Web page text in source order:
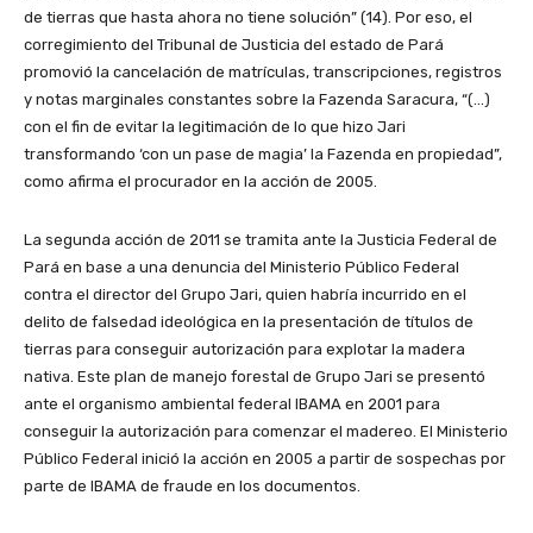
de tierras que hasta ahora no tiene solución” (14). Por eso, el
corregimiento del Tribunal de Justicia del estado de Pará
promovió la cancelación de matrículas, transcripciones, registros
y notas marginales constantes sobre la Fazenda Saracura, “(…)
con el fin de evitar la legitimación de lo que hizo Jari
transformando ‘con un pase de magia’ la Fazenda en propiedad”,
como afirma el procurador en la acción de 2005.
La segunda acción de 2011 se tramita ante la Justicia Federal de
Pará en base a una denuncia del Ministerio Público Federal
contra el director del Grupo Jari, quien habría incurrido en el
delito de falsedad ideológica en la presentación de títulos de
tierras para conseguir autorización para explotar la madera
nativa. Este plan de manejo forestal de Grupo Jari se presentó
ante el organismo ambiental federal IBAMA en 2001 para
conseguir la autorización para comenzar el madereo. El Ministerio
Público Federal inició la acción en 2005 a partir de sospechas por
parte de IBAMA de fraude en los documentos.